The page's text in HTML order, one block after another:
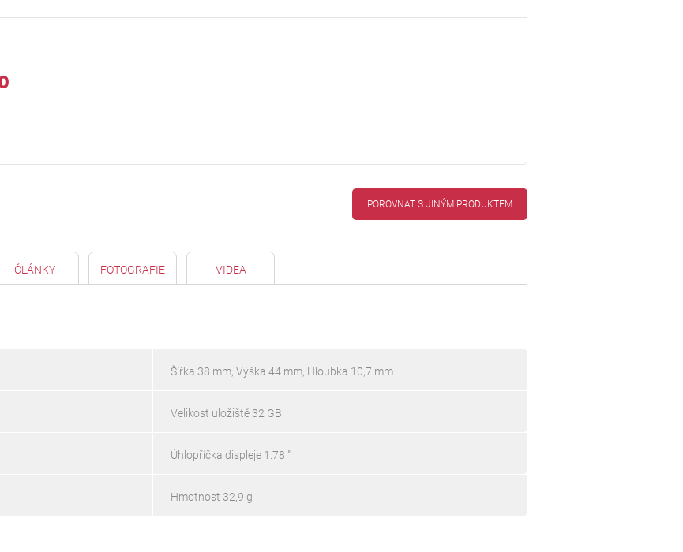
POROVNAT S JINÝM PRODUKTEM
ČLÁNKY FOTOGRAFIE VIDEA
Šířka 38 mm, Výška 44 mm, Hloubka 10,7 mm
Velikost uložiště 32 GB
Úhlopříčka displeje 1.78 "
Hmotnost 32,9 g